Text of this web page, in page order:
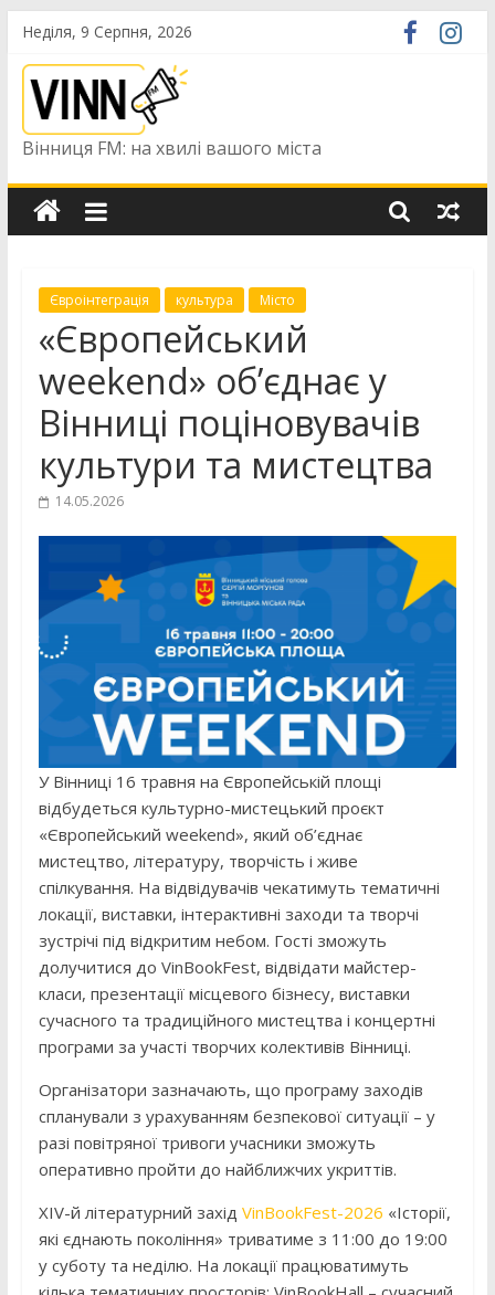
Skip
content
Неділя, 9 Серпня, 2026
Вінниця FM: на хвилі вашого міста
Євроінтеграція культура Місто
«Європейський
weekend» об’єднає у
Вінниці поціновувачів
культури та мистецтва
14.05.2026
У Вінниці 16 травня на Європейській площі
відбудеться культурно-мистецький проєкт
«Європейський weekend», який об’єднає
мистецтво, літературу, творчість і живе
спілкування. На відвідувачів чекатимуть тематичні
локації, виставки, інтерактивні заходи та творчі
зустрічі під відкритим небом. Гості зможуть
долучитися до VinBookFest, відвідати майстер-
класи, презентації місцевого бізнесу, виставки
сучасного та традиційного мистецтва і концертні
програми за участі творчих колективів Вінниці.
Організатори зазначають, що програму заходів
спланували з урахуванням безпекової ситуації – у
разі повітряної тривоги учасники зможуть
оперативно пройти до найближчих укриттів.
ХІV-й літературний захід VinBookFest-2026 «Історії,
які єднають покоління» триватиме з 11:00 до 19:00
у суботу та неділю. На локації працюватимуть